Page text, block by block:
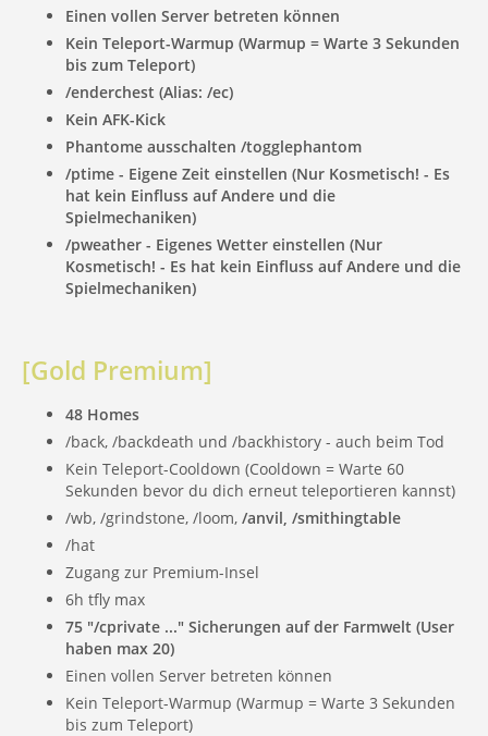
Einen vollen Server betreten können
Kein Teleport-Warmup (Warmup = Warte 3 Sekunden
bis zum Teleport)
/enderchest (Alias: /ec)
Kein AFK-Kick
Phantome ausschalten /togglephantom
/ptime - Eigene Zeit einstellen (Nur Kosmetisch! - Es
hat kein Einfluss auf Andere und die
Spielmechaniken)
/pweather - Eigenes Wetter einstellen (Nur
Kosmetisch! - Es hat kein Einfluss auf Andere und die
Spielmechaniken)
[Gold Premium]
48 Homes
/back, /backdeath und /backhistory - auch beim Tod
Kein Teleport-Cooldown (Cooldown = Warte 60
Sekunden bevor du dich erneut teleportieren kannst)
/wb, /grindstone, /loom, /anvil, /smithingtable
/hat
Zugang zur Premium-Insel
6h tfly max
75 "/cprivate ..." Sicherungen auf der Farmwelt (User
haben max 20)
Einen vollen Server betreten können
Kein Teleport-Warmup (Warmup = Warte 3 Sekunden
bis zum Teleport)